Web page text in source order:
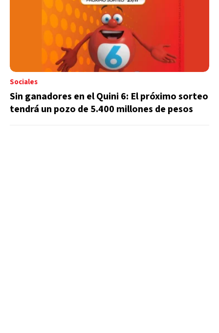
Sociales
Sin ganadores en el Quini 6: El próximo sorteo
tendrá un pozo de 5.400 millones de pesos